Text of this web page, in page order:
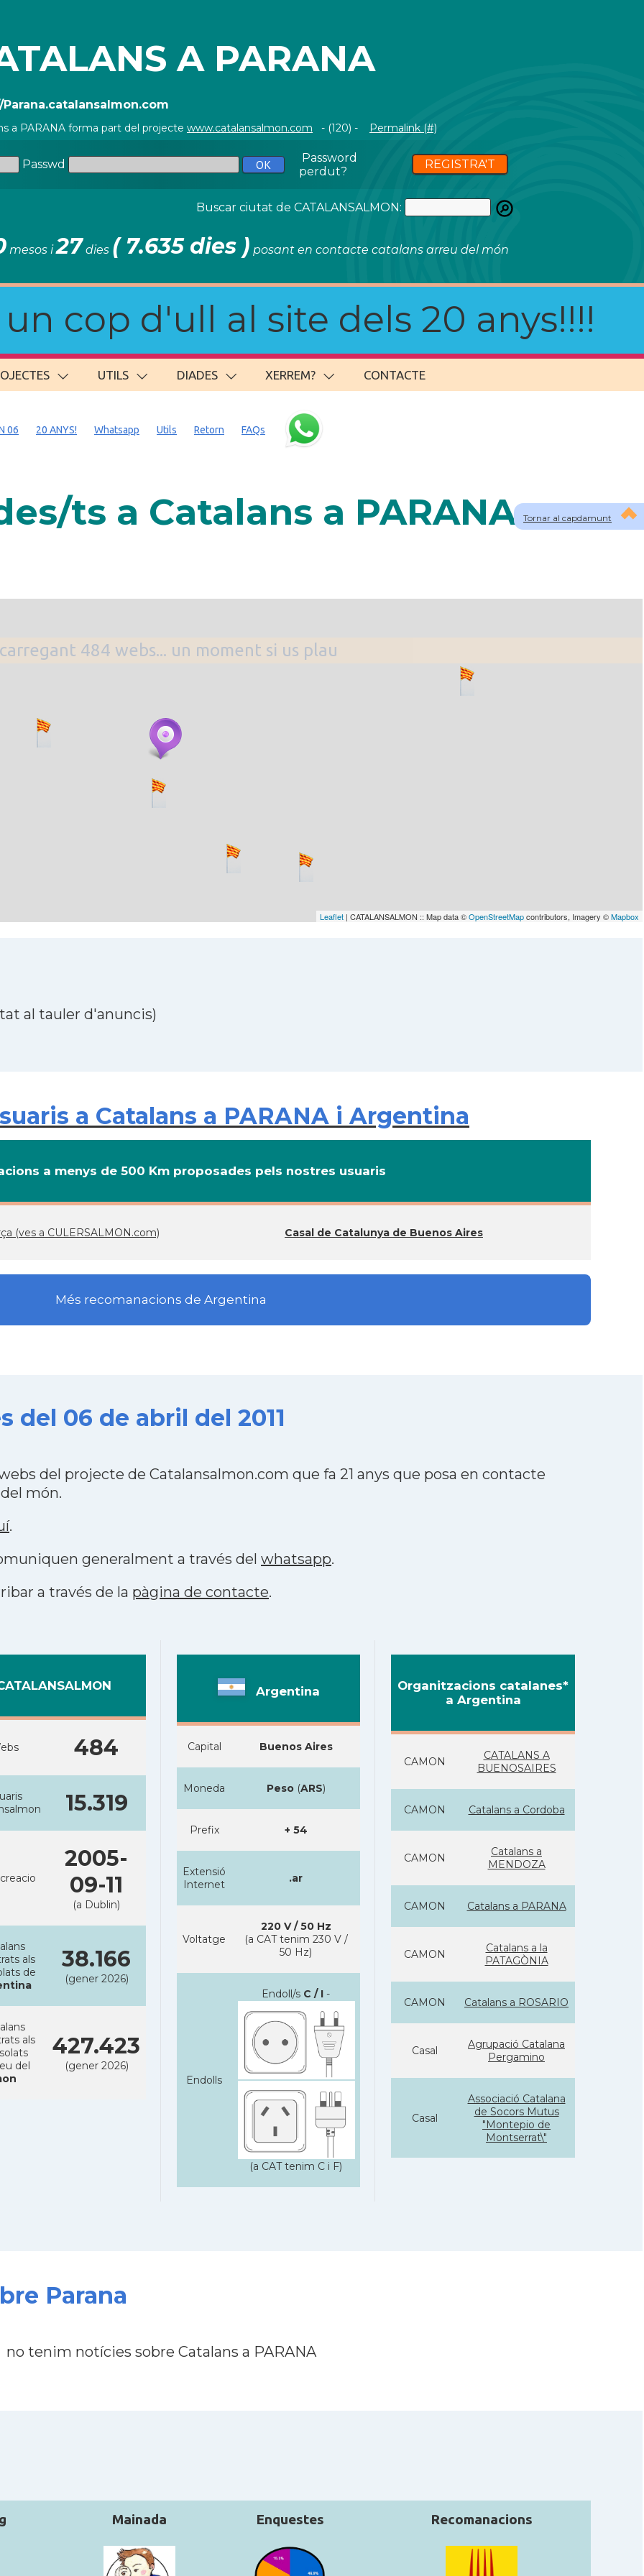
A PARANA
a PARANA forma part del projecte www.catalansalmon.com - (120) - Permalink (#)
Passwd
Password
perdut?
REGISTRA'T
Buscar ciutat de CATALANSALMON:
mesos i27 dies ( 7.635 dies ) posant en contacte catalans arreu del món
cop d'ull al site dels 20 anys!!!!
UTILS DIADES XERREM? CONTACTE
Tornar al capdamunt
06 20 ANYS! Whatsapp Utils Retorn FAQs
ts a Catalans a PARANA
484 webs... un moment si us plau
Leaflet | CATALANSALMON :: Map data ©OpenStreetMapcontributors, Imagery ©Mapbox
al tauler d'anuncis)
a Catalans a PARANA i Argentina
a menys de 500 Km proposades pels nostres usuaris
(ves a CULERSALMON.com) Casal de Catalunya de Buenos Aires
Més recomanacions de Argentina
del 06 de abril del 2011
del projecte de Catalansalmon.com que fa 21 anys que posa en contacte
món.
.
generalment a través del whatsapp.
a través de la pàgina de contacte.
484
15.319
2005-
09-11
(a Dublin)
als
de
38.166
(gener 2026)
als
del
427.423
(gener 2026)
Argentina
Capital Buenos Aires
Moneda Peso(ARS)
Prefix + 54
Extensió
Internet
.ar
Voltatge
220 V / 50 Hz
(a CAT tenim 230 V /
50 Hz)
Endolls
Endoll/s C / I -
(a CAT tenim C i F)
Organitzacions catalanes*
a Argentina
CAMON
CATALANS A
BUENOSAIRES
CAMON Catalans a Cordoba
CAMON
Catalans a
MENDOZA
CAMON Catalans a PARANA
CAMON
Catalans a la
PATAGÒNIA
CAMON Catalans a ROSARIO
Casal
Agrupació Catalana
Pergamino
Casal
Associació Catalana
de Socors Mutus
"Montepio de
Montserrat\"
Casal
Catalans de La Plata
Centre Català de
Parana
no tenim notícies sobre Catalans a PARANA
Mainada Enquestes Recomanacions